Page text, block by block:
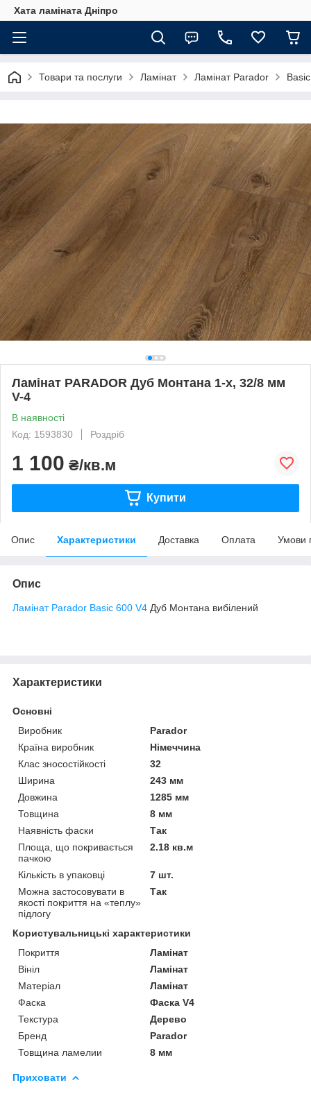
Хата ламіната Дніпро
Товари та послуги Ламінат Ламінат Parador
Ламінат PARADOR Дуб Монтана 1-х, 32/8 мм
V-4
В наявності
Код: 1593830
Роздріб
1 100 ₴/кв.м
Купити
Опис Характеристики Доставка Оплата Умови
Опис
Ламінат Parador Basic 600 V4 Дуб Монтана вибілений
Характеристики
Основні
Виробник
Parador
Країна виробник
Німеччина
Клас зносостійкості
32
Ширина
243 мм
Довжина
1285 мм
Товщина
8 мм
Наявність фаски
Так
Площа, що покривається
пачкою
2.18 кв.м
Кількість в упаковці
7 шт.
Можна застосовувати в
якості покриття на «теплу»
підлогу
Так
Користувальницькі характеристики
Покриття
Ламінат
Вініл
Ламінат
Матеріал
Ламінат
Фаска
Фаска V4
Текстура
Дерево
Бренд
Parador
Товщина ламелии
8 мм
Приховати